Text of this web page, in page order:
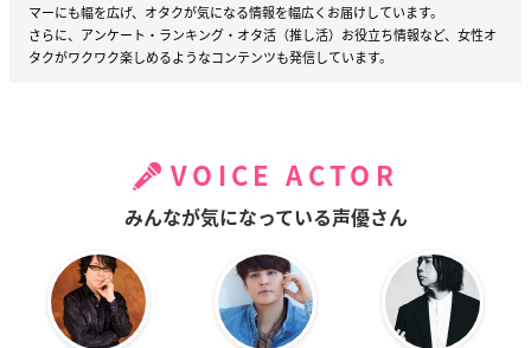
マーにも幅を広げ、オタクが気になる情報を幅広くお届けしています。
さらに、アンケート・ランキング・オタ活（推し活）お役立ち情報など、女性オ
タクがワクワク楽しめるようなコンテンツも発信しています。
VOICE ACTOR
みんなが気になっている声優さん